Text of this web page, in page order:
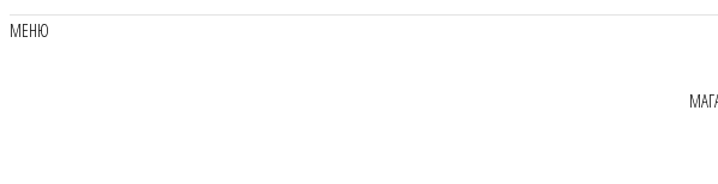
магазин
чулки,
МЕНЮ